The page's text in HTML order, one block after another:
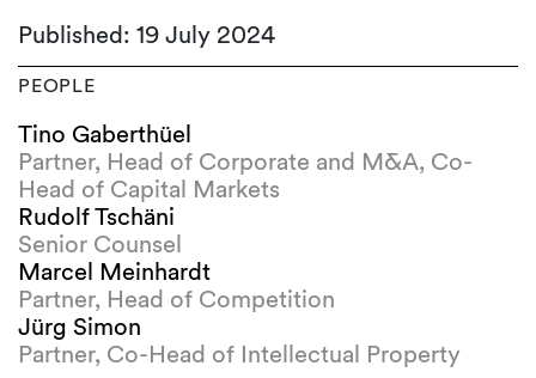
Published: 19 July 2024
PEOPLE
Tino Gaberthüel
Partner, Head of Corporate and M&A, Co-
Head of Capital Markets
Rudolf Tschäni
Senior Counsel
Marcel Meinhardt
Partner, Head of Competition
Jürg Simon
Partner, Co-Head of Intellectual Property